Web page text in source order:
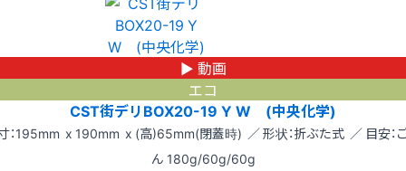
▶ 動画
エコ
CST街デリBOX20-19 Y W (中央化学)
：195mm x 190mm x (高)65mm(閉蓋時) ／ 形状：折ぶた式 ／ 目安：
ん 180g/60g/60g